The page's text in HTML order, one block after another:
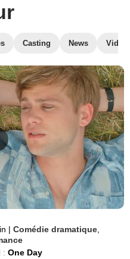
Casting News
| Comédie dramatique
: One Day